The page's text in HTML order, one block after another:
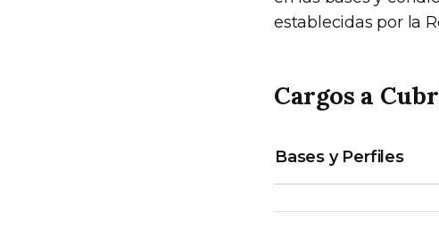
establecidas por la
Cargos a
Bases y Perfiles